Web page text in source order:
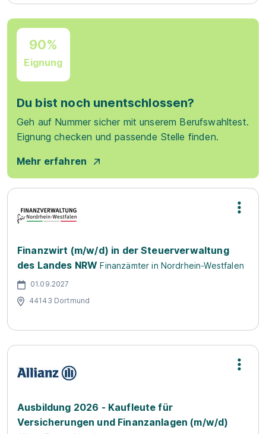
90%
Eignung
Du bist noch unentschlossen?
Geh auf Nummer sicher mit unserem Berufswahltest.
Eignung checken und passende Stelle finden.
Mehr erfahren
Finanzwirt (m/w/d) in der Steuerverwaltung
des Landes NRW Finanzämter in Nordrhein-Westfalen
01.09.2027
44143 Dortmund
Ausbildung 2026 - Kaufleute für
Versicherungen und Finanzanlagen (m/w/d)